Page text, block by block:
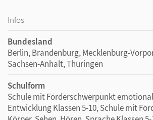
Infos
Bundesland
Berlin, Brandenburg, Mecklenburg-
Sachsen-Anhalt, Thüringen
Schulform
Schule mit Förderschwerpunkt
Entwicklung Klassen 5-10, Schule mit